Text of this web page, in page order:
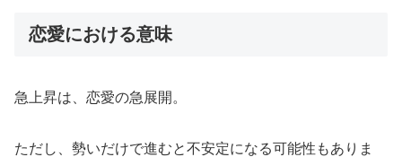
恋愛における意味
急上昇は、恋愛の急展開。
ただし、勢いだけで進むと不安定になる可能性もありま